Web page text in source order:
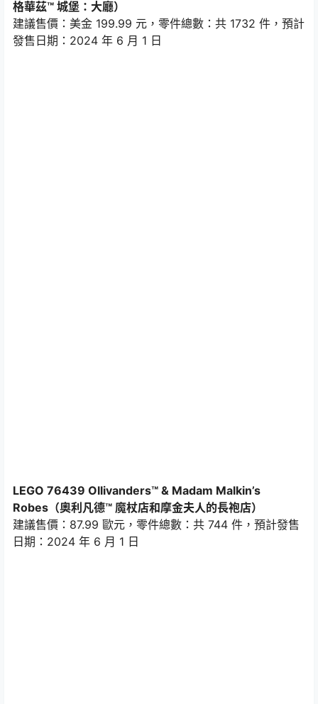
格華茲™ 城堡：大廳）
建議售價：美金 199.99 元，零件總數：共 1732 件，預計
發售日期：2024 年 6 月 1 日
LEGO 76439 Ollivanders™ & Madam Malkin’s
Robes（奧利凡德™ 魔杖店和摩金夫人的長袍店）
建議售價：87.99 歐元，零件總數：共 744 件，預計發售
日期：2024 年 6 月 1 日